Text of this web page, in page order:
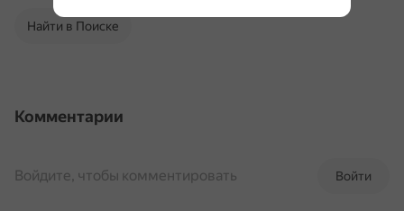
Найти в Поиске
Комментарии
Войти
Войдите, чтобы комментировать